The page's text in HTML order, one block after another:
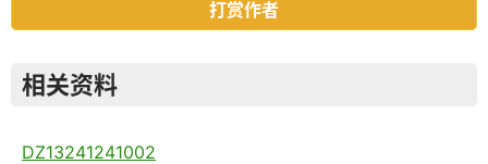
打赏作者
相关资料
DZ13241241002